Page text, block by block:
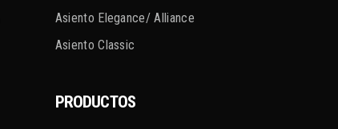
Asiento Elegance/ Alliance
Asiento Classic
PRODUCTOS